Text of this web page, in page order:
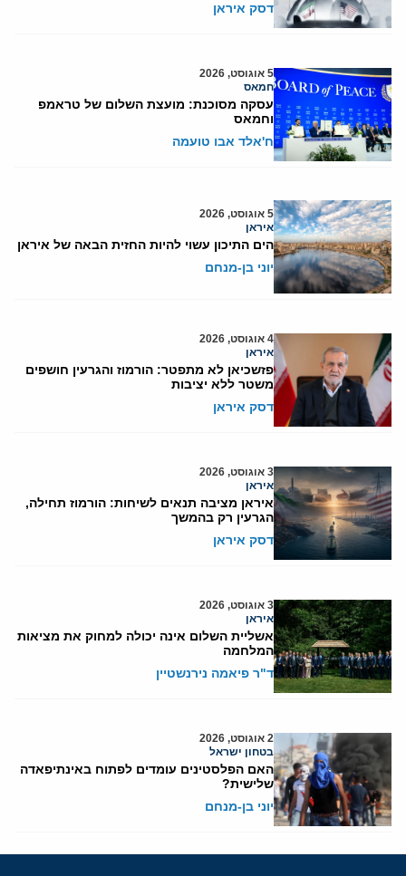
דסק איראן
5 אוגוסט, 2026
חמאס
עסקה מסוכנת: מועצת השלום של טראמפ
וחמאס
ח'אלד אבו טועמה
5 אוגוסט, 2026
איראן
הים התיכון עשוי להיות החזית הבאה של איראן
יוני בן-מנחם
4 אוגוסט, 2026
איראן
פזשכיאן לא מתפטר: הורמוז והגרעין חושפים
משטר ללא יציבות
דסק איראן
3 אוגוסט, 2026
איראן
איראן מציבה תנאים לשיחות: הורמוז תחילה,
הגרעין רק בהמשך
דסק איראן
3 אוגוסט, 2026
איראן
אשליית השלום אינה יכולה למחוק את מציאות
המלחמה
ד"ר פיאמה נירנשטיין
2 אוגוסט, 2026
בטחון ישראל
האם הפלסטינים עומדים לפתוח באינתיפאדה
שלישית?
יוני בן-מנחם